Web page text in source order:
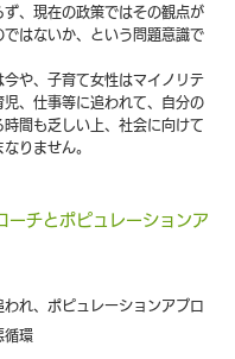
、現在の政策ではその観点が
はないか、という問題意識で
や、子育て女性はマイノリテ
児、仕事等に追われて、自分の
間も乏しい上、社会に向けて
りません。
ーチとポピュレーションア
われ、ポピュレーションアプロ
循環